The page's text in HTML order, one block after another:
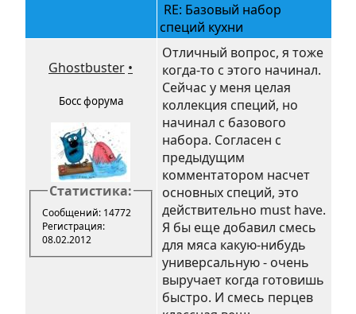
RE: Базовый набор
специй кухни
Ghostbuster •
Босс форума
Статистика:
Сообщений: 14772
Регистрация:
08.02.2012
Отличный вопрос, я тоже
когда-то с этого начинал.
Сейчас у меня целая
коллекция специй, но
начинал с базового
набора. Согласен с
предыдущим
комментатором насчет
основных специй, это
действительно must have.
Я бы еще добавил смесь
для мяса какую-нибудь
универсальную - очень
выручает когда готовишь
быстро. И смесь перцев